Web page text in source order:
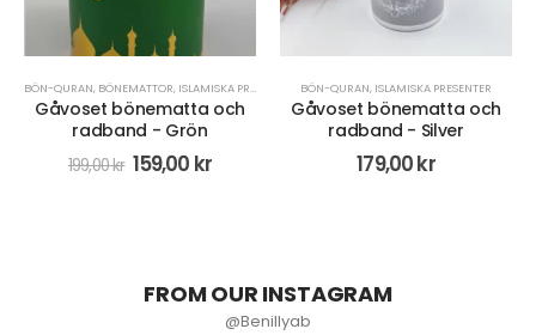
BÖN-QURAN,ISLAMISKA PRESENTER
Gåvoset bönematta och
radband - Silver
179,00kr
BÖN-QURAN, ISLAMISKA PRESENTER
Islamiska gåvor 4-delat
paket i lila
378,00kr 299,00
FROM OUR INSTAGRAM
@Benillyab